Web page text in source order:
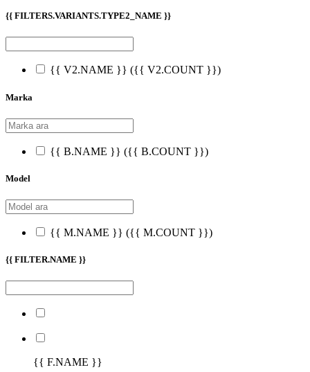
{{ FILTERS.VARIANTS.TYPE2_NAME }}
{{ V2.NAME }} ({{ V2.COUNT }})
Marka
{{ B.NAME }} ({{ B.COUNT }})
Model
{{ M.NAME }} ({{ M.COUNT }})
{{ FILTER.NAME }}
{{ F.NAME }}